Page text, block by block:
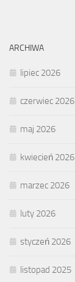
ARCHIWA
lipiec 2026
czerwiec 2026
maj 2026
kwiecień 2026
marzec 2026
luty 2026
styczeń 2026
listopad 2025